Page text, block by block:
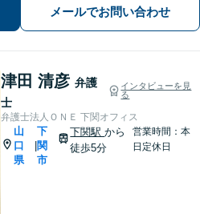
メールでお問い合わせ
津田 清彦 弁護
士
インタビューを見
る
弁護士法人ＯＮＥ 下関オフィス
山
口
県
下
関
市
下関駅から
徒歩5分
営業時間：本
日定休日